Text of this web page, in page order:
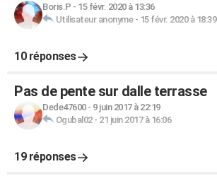
Boris.P - 15 févr. 2020 à 13:36
Utilisateur anonyme- 15 févr. 2020 à 18:39
10 réponses
Pas de pente sur dalle terrasse
Dede47600- 9 juin 2017 à 22:19
Ogubal02- 21 juin 2017 à 16:06
19 réponses